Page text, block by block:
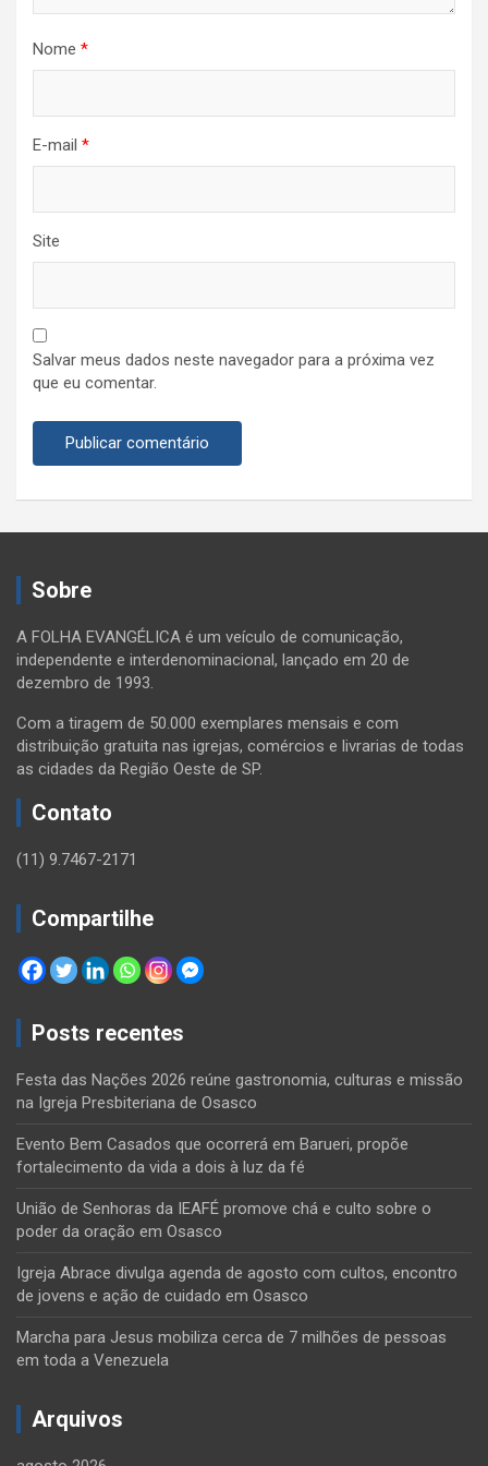
Nome *
E-mail *
Site
Salvar meus dados neste navegador para a próxima vez
que eu comentar.
Sobre
A FOLHA EVANGÉLICA é um veículo de comunicação,
independente e interdenominacional, lançado em 20 de
dezembro de 1993.
Com a tiragem de 50.000 exemplares mensais e com
distribuição gratuita nas igrejas, comércios e livrarias de todas
as cidades da Região Oeste de SP.
Contato
(11) 9.7467-2171
Compartilhe
Posts recentes
Festa das Nações 2026 reúne gastronomia, culturas e missão
na Igreja Presbiteriana de Osasco
Evento Bem Casados que ocorrerá em Barueri, propõe
fortalecimento da vida a dois à luz da fé
União de Senhoras da IEAFÉ promove chá e culto sobre o
poder da oração em Osasco
Igreja Abrace divulga agenda de agosto com cultos, encontro
de jovens e ação de cuidado em Osasco
Marcha para Jesus mobiliza cerca de 7 milhões de pessoas
em toda a Venezuela
Arquivos